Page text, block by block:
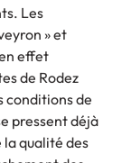
Les
» et
effet
de Rodez
conditions de
pressent déjà
qualité des